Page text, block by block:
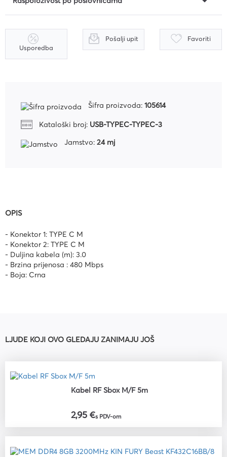
Usporedba
Pošalji upit Favoriti
Šifra proizvoda:105614
Kataloški broj: USB-TYPEC-TYPEC-3
Jamstvo:24 mj
OPIS
- Konektor 1: TYPE C M
- Konektor 2: TYPE C M
- Duljina kabela (m): 3.0
- Brzina prijenosa : 480 Mbps
- Boja: Crna
LJUDE KOJI OVO GLEDAJU ZANIMAJU JOŠ
Kabel RF Sbox M/F 5m
2,95 €s PDV-om